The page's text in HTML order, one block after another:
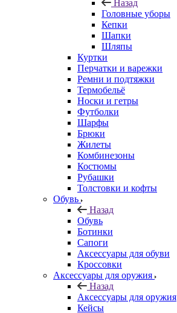
Назад
Головные уборы
Кепки
Шапки
Шляпы
Куртки
Перчатки и варежки
Ремни и подтяжки
Термобельё
Носки и гетры
Футболки
Шарфы
Брюки
Жилеты
Комбинезоны
Костюмы
Рубашки
Толстовки и кофты
Обувь
Назад
Обувь
Ботинки
Сапоги
Аксессуары для обуви
Кроссовки
Аксессуары для оружия
Назад
Аксессуары для оружия
Кейсы